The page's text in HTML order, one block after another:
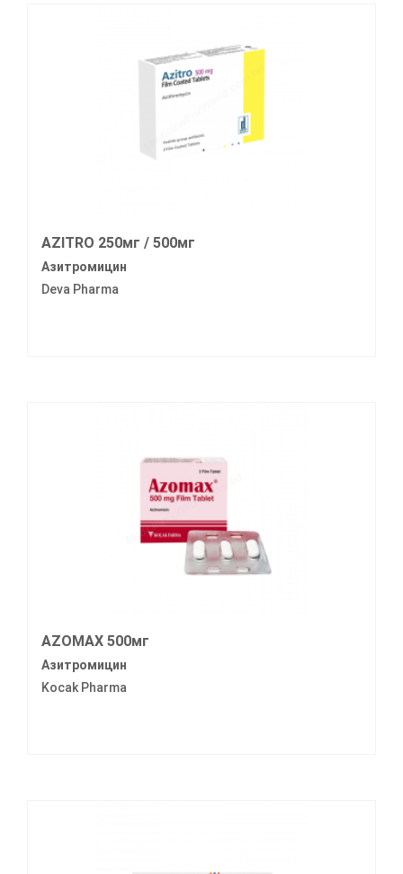
AZITRO 250мг / 500мг
Азитромицин
Deva Pharma
AZOMAX 500мг
Азитромицин
Kocak Pharma